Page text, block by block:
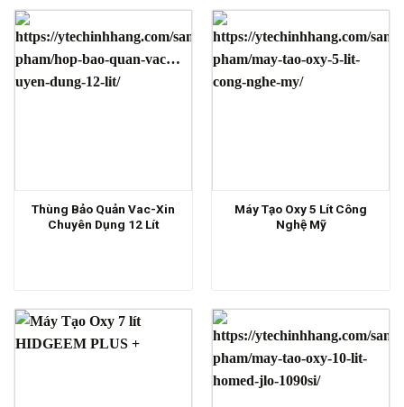
Thùng Bảo Quản Vac-Xin
Chuyên Dụng 12 Lít
Máy Tạo Oxy 5 Lít Công
Nghệ Mỹ